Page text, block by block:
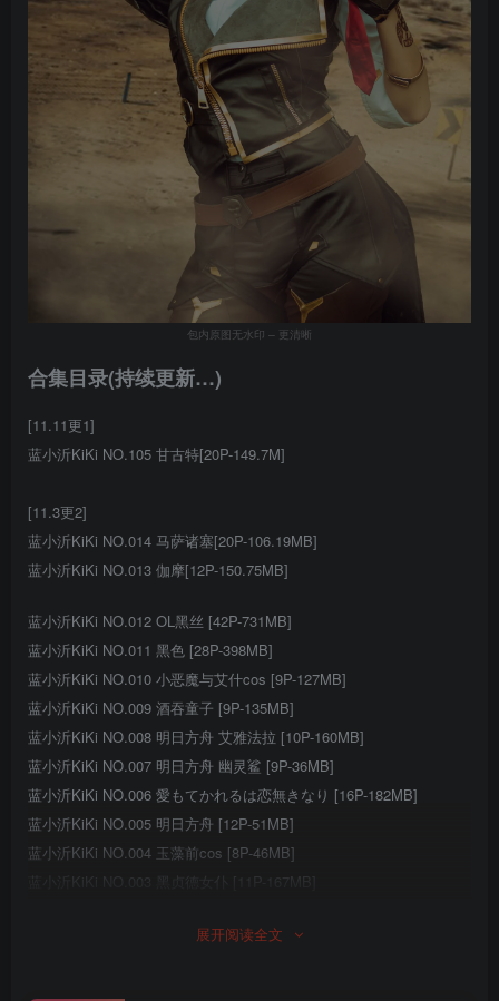
包内原图无水印 – 更清晰
合集目录(持续更新…)
[11.11更1]
蓝小沂KiKi NO.105 甘古特[20P-149.7M]
[11.3更2]
蓝小沂KiKi NO.014 马萨诸塞[20P-106.19MB]
蓝小沂KiKi NO.013 伽摩[12P-150.75MB]
蓝小沂KiKi NO.012 OL黑丝 [42P-731MB]
蓝小沂KiKi NO.011 黑色 [28P-398MB]
蓝小沂KiKi NO.010 小恶魔与艾什cos [9P-127MB]
蓝小沂KiKi NO.009 酒吞童子 [9P-135MB]
蓝小沂KiKi NO.008 明日方舟 艾雅法拉 [10P-160MB]
蓝小沂KiKi NO.007 明日方舟 幽灵鲨 [9P-36MB]
蓝小沂KiKi NO.006 愛もてかれるは恋無きなり [16P-182MB]
蓝小沂KiKi NO.005 明日方舟 [12P-51MB]
蓝小沂KiKi NO.004 玉藻前cos [8P-46MB]
蓝小沂KiKi NO.001 安娜斯塔西娅同人cos [7P-111MB]
展开阅读全文